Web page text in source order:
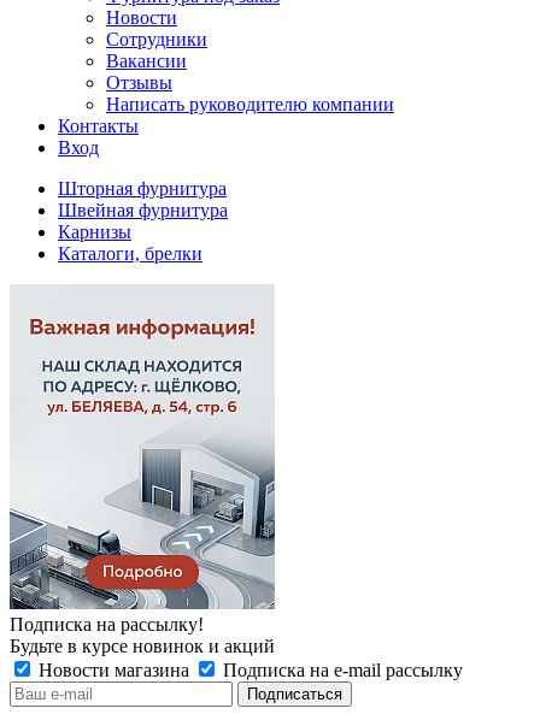
Новости
Сотрудники
Вакансии
Отзывы
Написать руководителю компании
Контакты
Вход
Шторная фурнитура
Швейная фурнитура
Карнизы
Каталоги, брелки
Подписка на рассылку!
Будьте в курсе новинок и акций
Новости магазина
Подписка на e-mail рассылку